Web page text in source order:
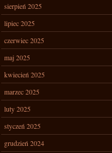
sierpień 2025
lipiec 2025
czerwiec 2025
maj 2025
kwiecień 2025
marzec 2025
luty 2025
styczeń 2025
grudzień 2024